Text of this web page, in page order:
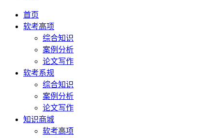
首页
软考高项
综合知识
案例分析
论文写作
软考系规
综合知识
案例分析
论文写作
知识商城
软考高项